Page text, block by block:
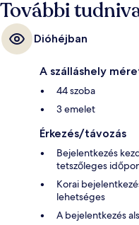
További
Dióhéjban
A szálláshely
44 szoba
3 emelet
Érkezés/távozás
Bejelentkezés
tetszőleges
Korai
lehetséges
A bejelentkezés